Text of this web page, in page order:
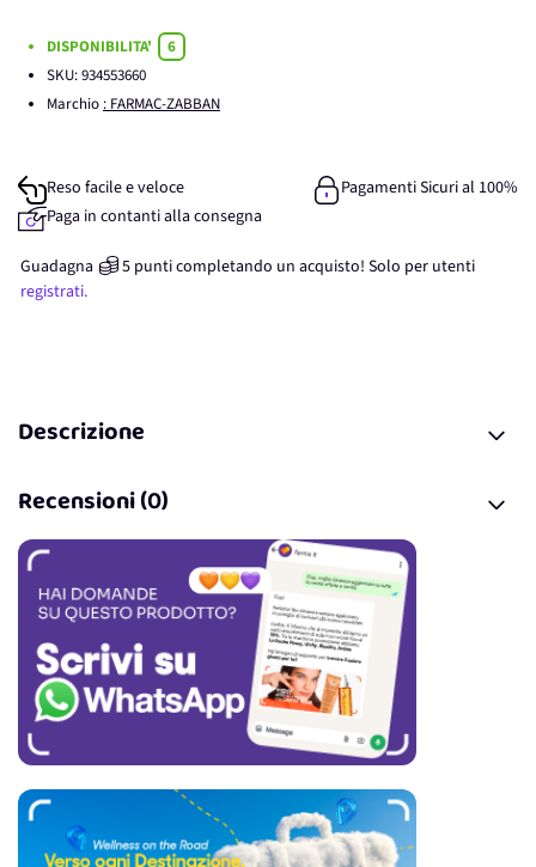
DISPONIBILITA'
6
SKU:934553660
Marchio : FARMAC-ZABBAN
Reso facile e veloce
Pagamenti Sicuri al 100%
Paga in contanti alla consegna
Guadagna 5 punticompletando un acquisto! Solo per utenti
registrati.
Descrizione
Recensioni (0)